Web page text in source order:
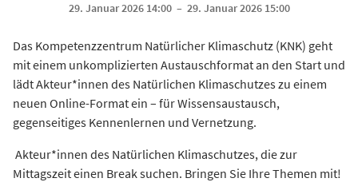
29. Januar 2026 14:00 – 29. Januar 2026 15:00
Das Kompetenzzentrum Natürlicher Klimaschutz (KNK) geht
mit einem unkomplizierten Austauschformat an den Start und
lädt Akteur*innen des Natürlichen Klimaschutzes zu einem
neuen Online-Format ein – für Wissensaustausch,
gegenseitiges Kennenlernen und Vernetzung.
Akteur*innen des Natürlichen Klimaschutzes, die zur
Mittagszeit einen Break suchen. Bringen Sie Ihre Themen mit!